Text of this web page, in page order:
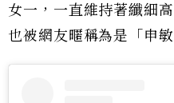
女一，一直維持著纖細
也被網友暱稱為是「申